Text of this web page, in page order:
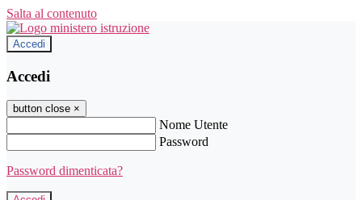
Salta al contenuto
Accedi
Accedi
button close ×
Nome Utente
Password
Password dimenticata?